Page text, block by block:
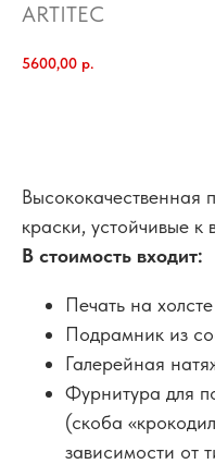
ARTITEC
5600,00 р.
Высококачественная
краски, устойчивые к
В стоимость входит:
Печать на холсте
Подрамник из
Галерейная
Фурнитура для
(скоба
зависимости от